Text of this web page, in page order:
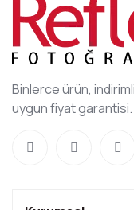
Binlerce ürün,
uygun fiyat garantisi.